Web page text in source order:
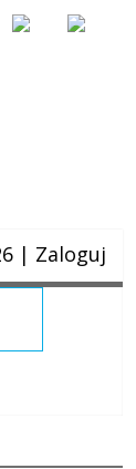
| Zaloguj